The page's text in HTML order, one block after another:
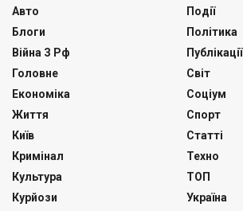
Авто
Блоги
Війна З Рф
Головне
Економіка
Життя
Київ
Кримінал
Культура
Курйози
Події
Політика
Публікації
Світ
Соціум
Спорт
Статті
Техно
ТОП
Україна